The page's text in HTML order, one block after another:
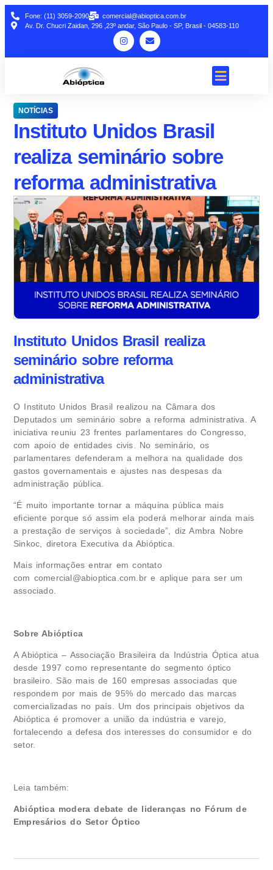
Fone: (11) 3059-2090
comercial@abioptica.com.br
Av. Dr. Chucri Zaidan, 296 ,23º andar, São Paulo - SP, Brasil - 04583-110
NOTÍCIAS
Instituto Unidos Brasil
realiza seminário sobre
reforma administrativa
Instituto Unidos Brasil realiza
seminário sobre reforma
administrativa
O Instituto Unidos Brasil realizou na Câmara dos
Deputados um seminário sobre a reforma administrativa. A
iniciativa reuniu 23 frentes parlamentares do Congresso,
com apoio de entidades civis. No seminário, os
parlamentares defenderam a melhora na qualidade dos
gastos governamentais e ajustes nas despesas da
administração pública.
“É muito importante tornar a máquina pública mais
eficiente porque só assim ela poderá melhorar ainda mais
a prestação de serviços à sociedade”, diz Ambra Nobre
Sinkoc, diretora Executiva da Abióptica.
Mais informações entrar em contato
com comercial@abioptica.com.br e aplique para ser um
associado.
Sobre Abióptica
A Abióptica – Associação Brasileira da Indústria Óptica atua
desde 1997 como representante do segmento óptico
brasileiro. São mais de 160 empresas associadas que
respondem por mais de 95% do mercado das marcas
comercializadas no país. Um dos principais objetivos da
Abióptica é promover a união da indústria e varejo,
fortalecendo a defesa dos interesses do consumidor e do
setor.
Leia também:
Abióptica modera debate de lideranças no Fórum de
Empresários do Setor Óptico